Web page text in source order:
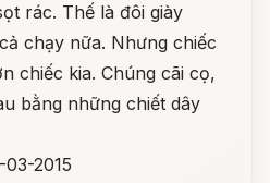
rác. Thế là đôi giày
chạy nữa. Nhưng chiếc
chiếc kia. Chúng cãi cọ,
bằng những chiết dây
03-2015